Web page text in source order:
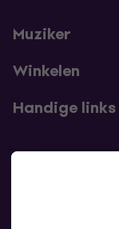
Muziker
Winkelen
Handige links